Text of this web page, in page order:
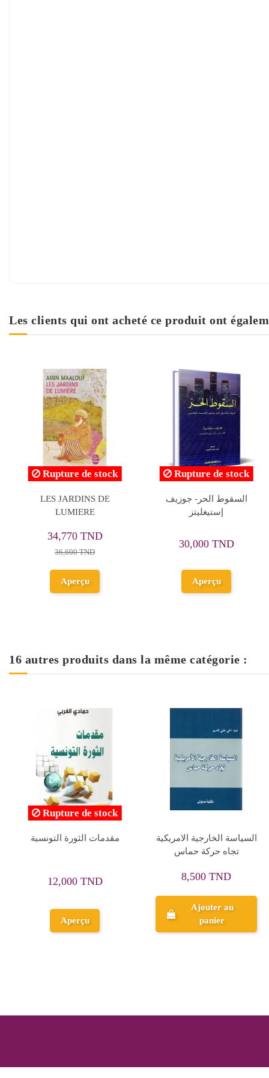
Les clients qui ont acheté ce produit ont
قصة العلوم الطبية في
الحضارة الاسلامية - راغب
19,600 TND
Ajouter au
panier
Rupture de stock
طفل الممحاة - ابراهيم
نصرالله
Aperçu
16 autres produits dans la même catégorie :
معجم الثورة التونسية
Ajouter au
panier
Rupture de stock
الشيطان امير هذا العالم -
يارا سميح شعاع - دار
15,000 TND
Aperçu